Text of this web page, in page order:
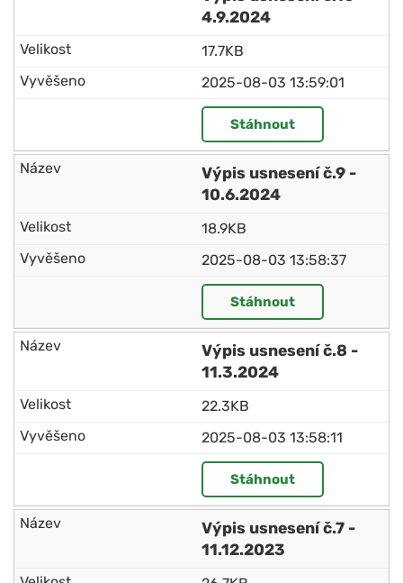
4.9.2024
17.7KB
2025-08-03 13:59:01
Stáhnout
Výpis usnesení č.9 -
10.6.2024
18.9KB
2025-08-03 13:58:37
Stáhnout
Výpis usnesení č.8 -
11.3.2024
22.3KB
2025-08-03 13:58:11
Stáhnout
Výpis usnesení č.7 -
11.12.2023